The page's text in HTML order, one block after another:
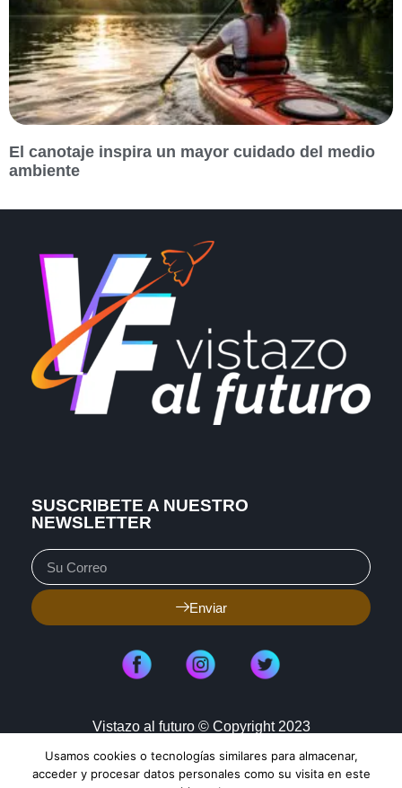
El canotaje inspira un mayor cuidado del medio
ambiente
SUSCRIBETE A NUESTRO
NEWSLETTER
Enviar
Vistazo al futuro © Copyright 2023
Aviso de Privacidad Política de Cookies
Usamos cookies o tecnologías similares para almacenar,
acceder y procesar datos personales como su visita en este